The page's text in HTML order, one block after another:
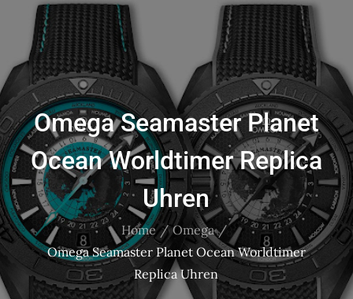
Omega Seamaster Planet
Ocean Worldtimer Replica
Uhren
Home
Omega
Omega Seamaster Planet Ocean Worldtimer
Replica Uhren